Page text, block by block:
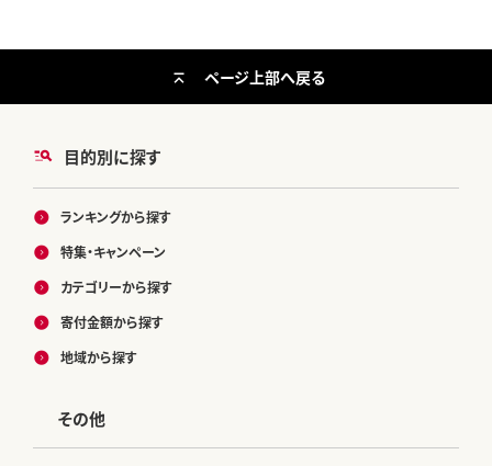
目的別に探す
ランキングから探す
特集・キャンペーン
カテゴリーから探す
寄付金額から探す
地域から探す
その他
ページ上部へ戻る